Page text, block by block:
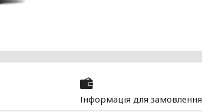
Інформація для замовлення